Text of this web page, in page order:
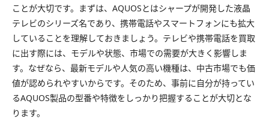
ことが大切です。まずは、AQUOSとはシャープが開発した液晶
テレビのシリーズ名であり、携帯電話やスマートフォンにも拡大
していることを理解しておきましょう。テレビや携帯電話を買取
に出す際には、モデルや状態、市場での需要が大きく影響しま
す。なぜなら、最新モデルや人気の高い機種は、中古市場でも価
値が認められやすいからです。そのため、事前に自分が持ってい
るAQUOS製品の型番や特徴をしっかり把握することが大切とな
ります。